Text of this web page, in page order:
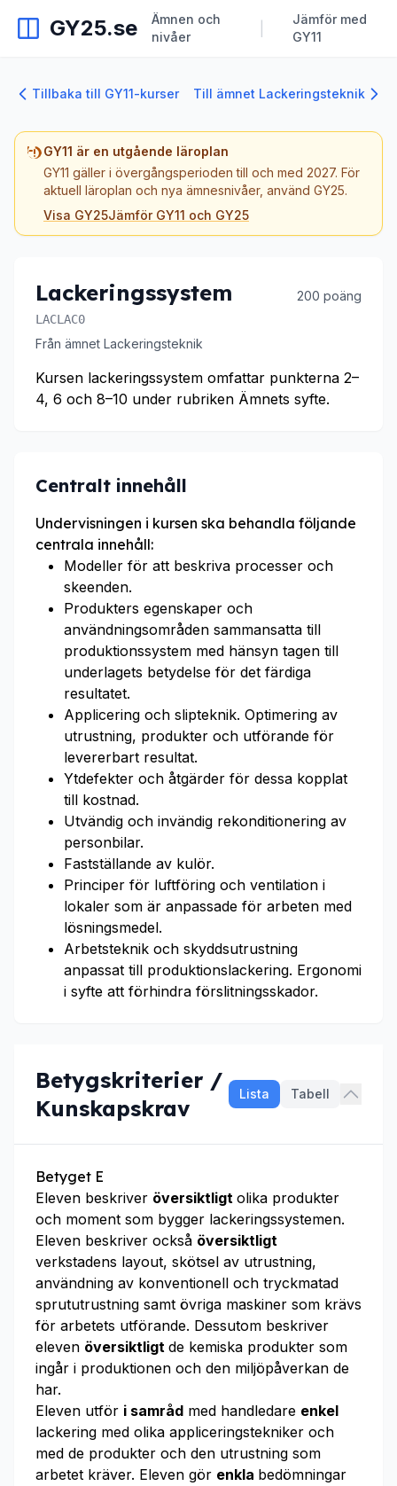
GY25.se
Ämnen och
nivåer
Jämför med
GY11
Tillbaka till GY11-kurser Till ämnet Lackeringsteknik
GY11 är en utgående läroplan
GY11 gäller i övergångsperioden till och med 2027. För
aktuell läroplan och nya ämnesnivåer, använd GY25.
Visa GY25Jämför GY11 och GY25
Lackeringssystem 200 poäng
LACLAC0
Från ämnet Lackeringsteknik
Kursen lackeringssystem omfattar punkterna 2–
4, 6 och 8–10 under rubriken Ämnets syfte.
Centralt innehåll
Undervisningen i kursen ska behandla följande
centrala innehåll:
Modeller för att beskriva processer och
skeenden.
Produkters egenskaper och
användningsområden sammansatta till
produktionssystem med hänsyn tagen till
underlagets betydelse för det färdiga
resultatet.
Applicering och slipteknik. Optimering av
utrustning, produkter och utförande för
levererbart resultat.
Ytdefekter och åtgärder för dessa kopplat
till kostnad.
Utvändig och invändig rekonditionering av
personbilar.
Fastställande av kulör.
Principer för luftföring och ventilation i
lokaler som är anpassade för arbeten med
lösningsmedel.
Arbetsteknik och skyddsutrustning
anpassat till produktionslackering. Ergonomi
i syfte att förhindra förslitningsskador.
Betygskriterier /
Kunskapskrav
Lista Tabell
Betyget E
Eleven beskriver översiktligt olika produkter
och moment som bygger lackeringssystemen.
Eleven beskriver också översiktligt
verkstadens layout, skötsel av utrustning,
användning av konventionell och tryckmatad
sprututrustning samt övriga maskiner som krävs
för arbetets utförande. Dessutom beskriver
eleven översiktligt de kemiska produkter som
ingår i produktionen och den miljöpåverkan de
har.
Eleven utför i samråd med handledare enkel
lackering med olika appliceringstekniker och
med de produkter och den utrustning som
arbetet kräver. Eleven gör enkla bedömningar